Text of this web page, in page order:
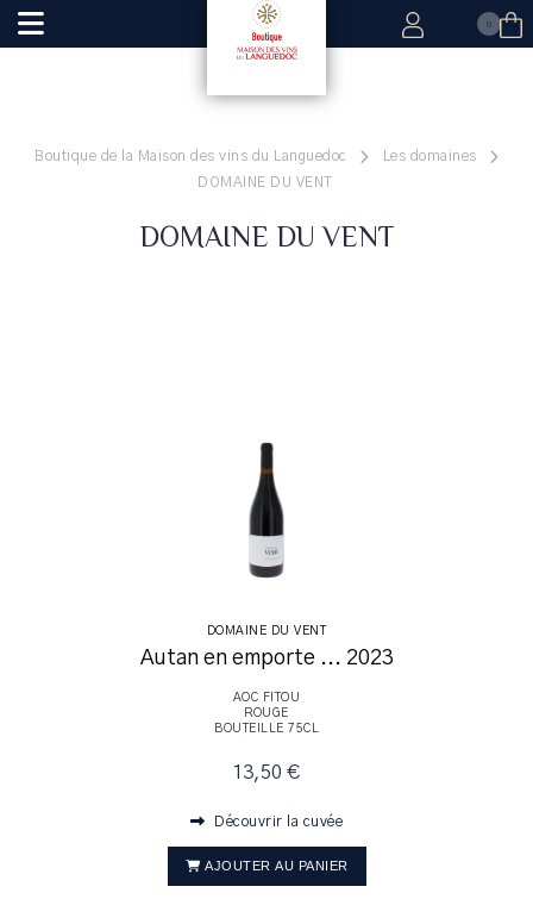
0
Boutique de la Maison des vins du Languedoc
Les domaines
DOMAINE DU VENT
DOMAINE DU VENT
DOMAINE DU VENT
Autan en emporte ... 2023
AOC FITOU
ROUGE
BOUTEILLE 75CL
13,50 €
Découvrir la cuvée
AJOUTER AU PANIER